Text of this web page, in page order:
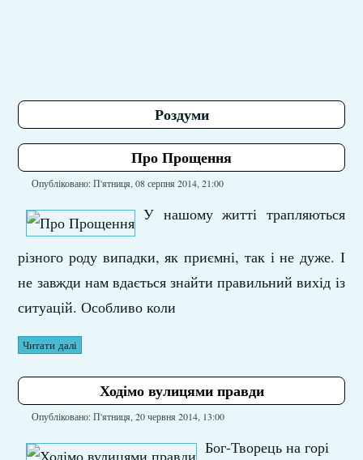
Роздуми
Про Прощення
Опубліковано: П'ятниця, 08 серпня 2014, 21:00
У нашому житті трапляються
різного роду випадки, як приємні, так і не дуже. І
не завжди нам вдається знайти правильний вихід із
ситуацій. Особливо коли
Читати далі
Ходімо вулицями правди
Опубліковано: П'ятниця, 20 червня 2014, 13:00
Бог-Творець на горі